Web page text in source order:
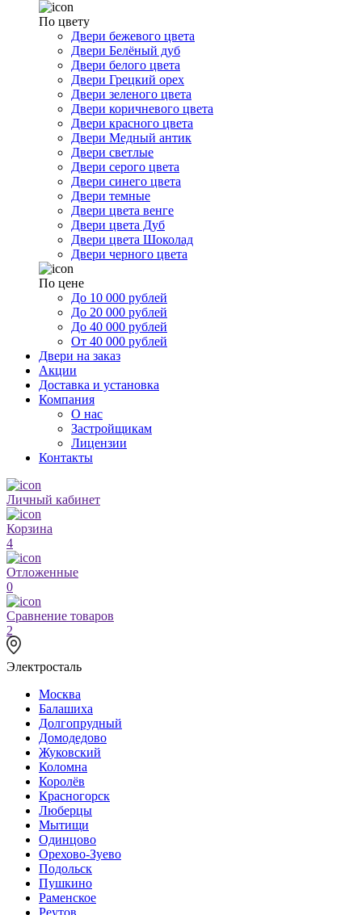
По цвету
Двери бежевого цвета
Двери Белёный дуб
Двери белого цвета
Двери Грецкий орех
Двери зеленого цвета
Двери коричневого цвета
Двери красного цвета
Двери Медный антик
Двери светлые
Двери серого цвета
Двери синего цвета
Двери темные
Двери цвета венге
Двери цвета Дуб
Двери цвета Шоколад
Двери черного цвета
По цене
До 10 000 рублей
До 20 000 рублей
До 40 000 рублей
От 40 000 рублей
Двери на заказ
Акции
Доставка и установка
Компания
О нас
Застройщикам
Лицензии
Контакты
Личный кабинет
Корзина
4
Отложенные
0
Сравнение товаров
2
Электросталь
Москва
Балашиха
Долгопрудный
Домодедово
Жуковский
Коломна
Королёв
Красногорск
Люберцы
Мытищи
Одинцово
Орехово-Зуево
Подольск
Пушкино
Раменское
Реутов